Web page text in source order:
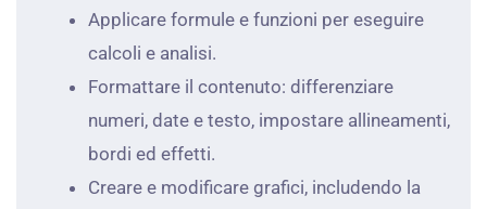
Applicare formule e funzioni per eseguire
calcoli e analisi.
Formattare il contenuto: differenziare
numeri, date e testo, impostare allineamenti,
bordi ed effetti.
Creare e modificare grafici, includendo la